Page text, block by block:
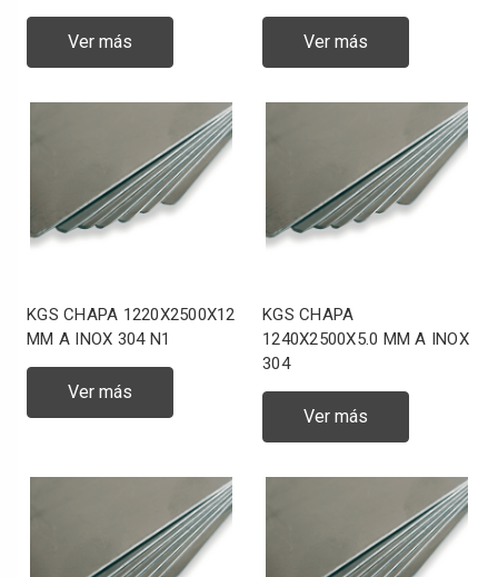
Ver más Ver más
KGS CHAPA 1220X2500X12
MM A INOX 304 N1
Ver más
KGS CHAPA
1240X2500X5.0 MM A INOX
304
Ver más